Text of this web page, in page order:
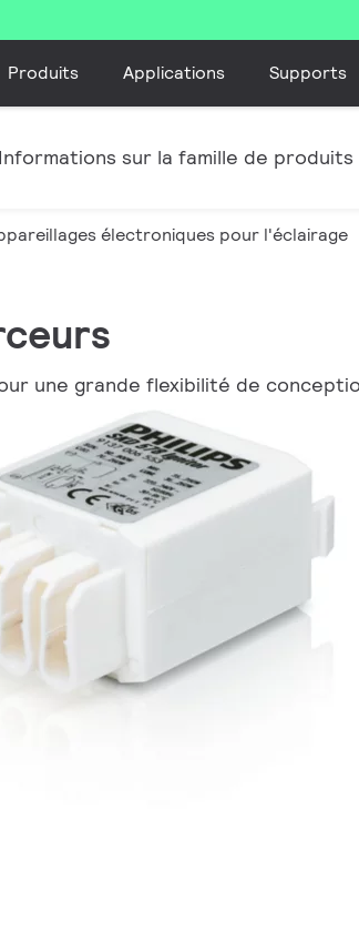
Produits Applications Supports
Informations sur la famille de produits
électroniques pour l'éclairage
une grande flexibilité de